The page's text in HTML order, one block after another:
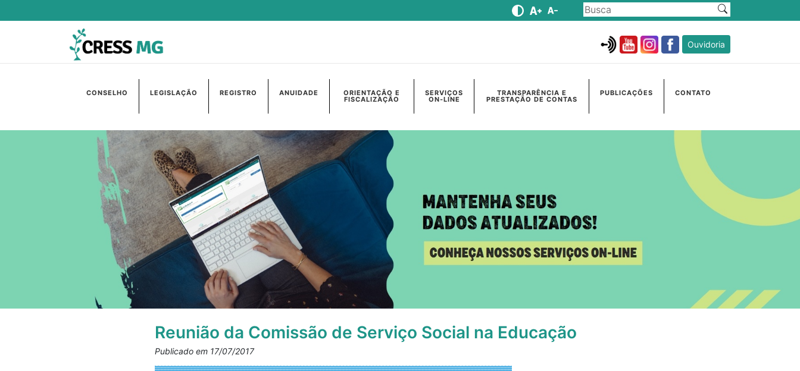
Ouvidoria
CONSELHO LEGISLAÇÃO REGISTRO ANUIDADE ORIENTAÇÃO E
FISCALIZAÇÃO
SERVIÇOS
ON-LINE
TRANSPARÊNCIA E
PRESTAÇÃO DE CONTAS
PUBLICAÇÕES CONTATO
Reunião da Comissão de Serviço Social na Educação
Publicado em 17/07/2017